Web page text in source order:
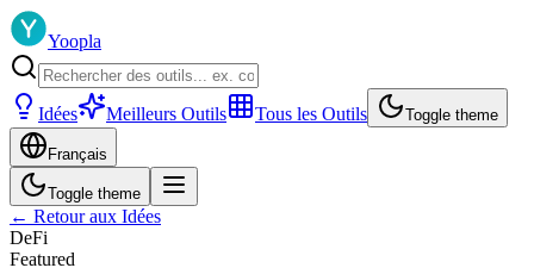
Yoopla
Idées Meilleurs Outils Tous les Outils Toggle theme
Français
Toggle theme
← Retour aux Idées
DeFi
Featured